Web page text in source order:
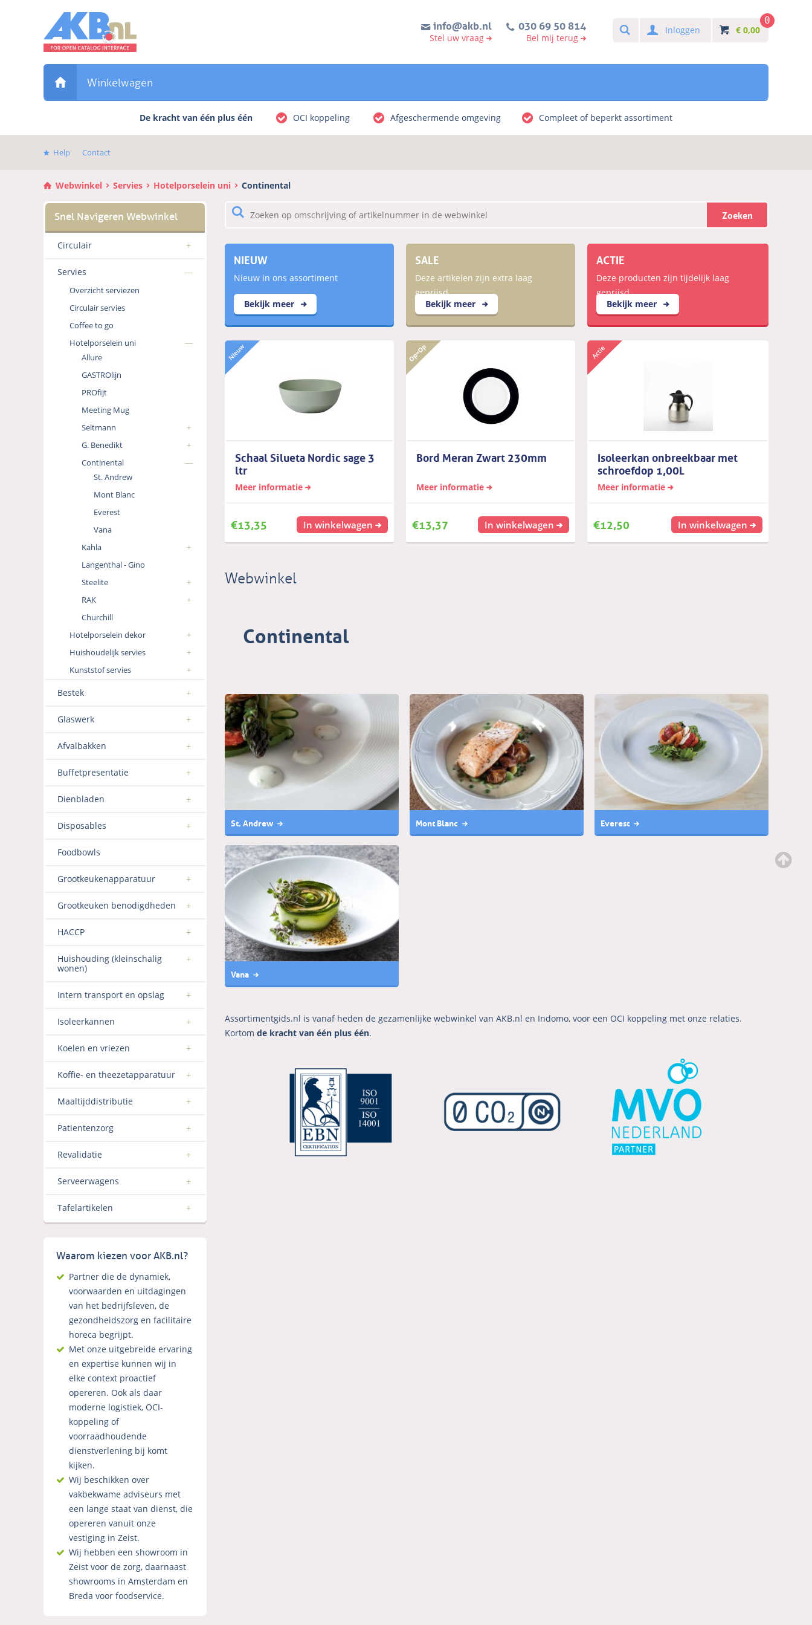
Direct
het
hoofdmenu
info@akb.nl
Stel uw vraag
030 69 50 814
Bel mij terug
SearchInloggen € 0,00
0
Winkelwagen
De kracht van één plus één OCI koppeling Afgeschermende omgeving Compleet of beperkt assortiment
Help Contact
Webwinkel Servies Hotelporselein uni Continental
Circulair
Servies
Overzicht serviezen
Circulair servies
Coffee to go
Hotelporselein uni
Allure
GASTROlijn
PROfijt
Meeting Mug
Seltmann
G. Benedikt
Continental
St. Andrew
Mont Blanc
Everest
Vana
Kahla
Langenthal - Gino
Steelite
RAK
Churchill
Hotelporselein dekor
Huishoudelijk servies
Kunststof servies
Bestek
Glaswerk
Afvalbakken
Buffetpresentatie
Dienbladen
Disposables
Foodbowls
Grootkeukenapparatuur
Grootkeuken benodigdheden
HACCP
Huishouding (kleinschalig
wonen)
Intern transport en opslag
Isoleerkannen
Koelen en vriezen
Koffie- en theezetapparatuur
Maaltijddistributie
Patientenzorg
Revalidatie
Serveerwagens
Tafelartikelen
Waarom kiezen voor AKB.nl?
Partner die de dynamiek,
voorwaarden en uitdagingen
van het bedrijfsleven, de
gezondheidszorg en facilitaire
horeca begrijpt.
Met onze uitgebreide ervaring
en expertise kunnen wij in
elke context proactief
opereren. Ook als daar
moderne logistiek, OCI-
koppeling of
voorraadhoudende
dienstverlening bij komt
kijken.
Wij beschikken over
vakbekwame adviseurs met
een lange staat van dienst, die
opereren vanuit onze
vestiging in Zeist.
Wij hebben een showroom in
Zeist voor de zorg, daarnaast
showrooms in Amsterdam en
Breda voor foodservice.
Zoeken
NIEUW
Nieuw in ons assortiment
Bekijk meer
Schaal Silueta Nordic sage 3
ltr
Meer informatie
€13,35 In winkelwagen
SALE
Deze artikelen zijn extra laag
geprijsd
Bekijk meer
Bord Meran Zwart 230mm
Meer informatie
€13,37 In winkelwagen
ACTIE
Deze producten zijn tijdelijk laag
geprijsd
Bekijk meer
Isoleerkan onbreekbaar met
schroefdop 1,00L
Meer informatie
€12,50 In winkelwagen
Webwinkel
Continental
St. Andrew Mont Blanc Everest
Vana
Assortimentgids.nl is vanaf heden de gezamenlijke webwinkel van AKB.nl en Indomo, voor een OCI koppeling met onze relaties.
Kortom de kracht van één plus één.